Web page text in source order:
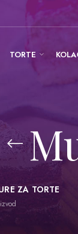
TORTE
ZA TORTE